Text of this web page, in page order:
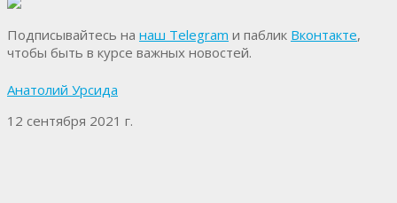
Подписывайтесь на наш Telegram и паблик Вконтакте,
чтобы быть в курсе важных новостей.
Анатолий Урсида
12 сентября 2021 г.